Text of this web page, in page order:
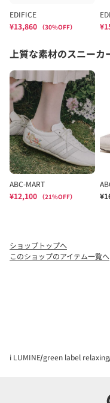
ショップトップへ
このショップのアイテム一覧へ
i LUMINE green label relaxing